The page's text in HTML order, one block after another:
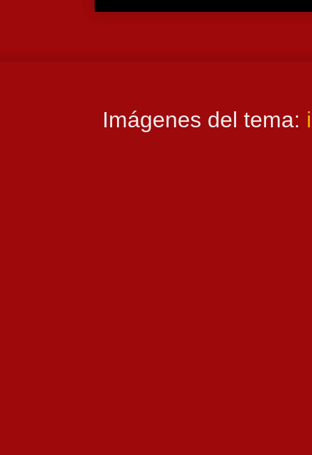
Imágenes del tema: